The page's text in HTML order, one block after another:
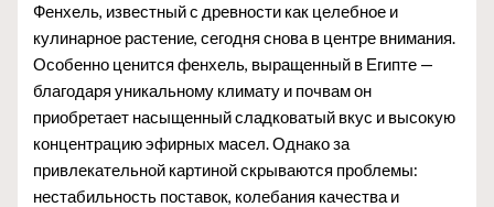
Фенхель, известный с древности как целебное и
кулинарное растение, сегодня снова в центре внимания.
Особенно ценится фенхель, выращенный в Египте —
благодаря уникальному климату и почвам он
приобретает насыщенный сладковатый вкус и высокую
концентрацию эфирных масел. Однако за
привлекательной картиной скрываются проблемы:
нестабильность поставок, колебания качества и